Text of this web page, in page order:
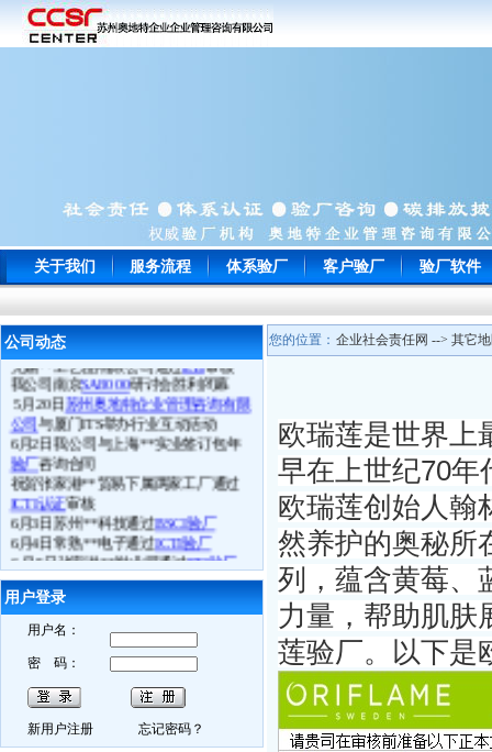
关于我们 服务流程 体系验厂 客户验厂 验厂软件
公司动态
南通**服饰顺利通过WRAP认证
苏州**鞋厂于顺利通过BSCI认证
宁波**电子以零问题的成绩一次性通
EICC认证审核并向我司来电致谢
苏州**工贸顺利通过Target验厂
上海**贸易旗下多家LIDL工厂通过
BSCI认证
无锡**工艺品有限公司通过
我公司南京SA8000研讨会胜利闭幕
5月20日苏州奥地特企业管理咨询有限
公司与厦门ITS举办行业互动活动
6月2日我公司与上海**实业签订包年
验厂咨询合同
祝贺张家港**贸易下属两家工厂通过
ICTI认证审核
6月3日苏州**科技通过
6月4日常熟**电子通过ICTI验厂
6.月5日张家港**鞋业司通过ETI验厂
6月4日镇江**体育用品厂FSC认证取得
良好成绩
6月10日我公司
6月11日苏州**贸易接受我公司
6月13日如皋**数码Best Buy验厂
历年来最好成绩
6月13日海门**时装C-TPAT验厂过关
6月13日南通**服饰
BSCI验厂 合格
6月13日如东**时装ICTI认证中取得A
用户登录
用户名：
密 码：
新用户注册 忘记密码？
您的位置： 企业社会责任网 --> 其它
欧瑞莲是世界上
早在上世纪70年
欧瑞莲创始人翰
然养护的奥秘所
列，蕴含黄莓、
力量，帮助肌肤
莲验厂。以下是